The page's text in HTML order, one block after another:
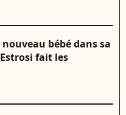
bébé dans sa
fait les